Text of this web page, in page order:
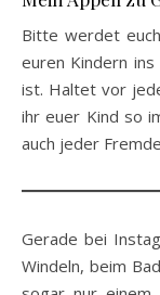
Bitte werdet
euren Kindern
ist. Haltet vor
ihr euer Kind so
auch jeder
Gerade bei
Windeln, beim